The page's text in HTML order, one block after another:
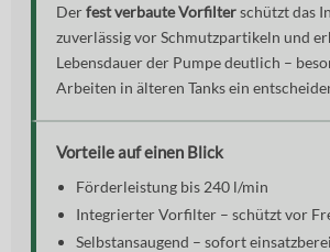
Derfest verbaute Vorfilterschützt das
zuverlässig vor Schmutzpartikeln und
Lebensdauer der Pumpe deutlich –
Arbeiten in älteren Tanks ein
Vorteile auf einen Blick
Förderleistung bis 240 l/min
Integrierter Vorfilter – schützt vor
Selbstansaugend – sofort